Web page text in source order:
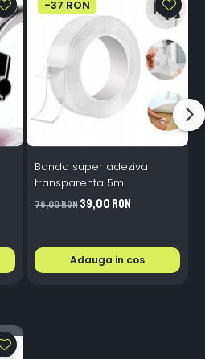
-37 RON
Banda super adeziva
transparenta 5m
76,00 RON39,00 RON
Adauga in cos